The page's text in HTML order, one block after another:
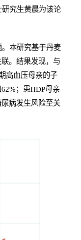
研究生黄晨为该论
本研究基于丹麦
。结果发现，与
高血压母亲的子
；患HDP母亲
病发生风险至关